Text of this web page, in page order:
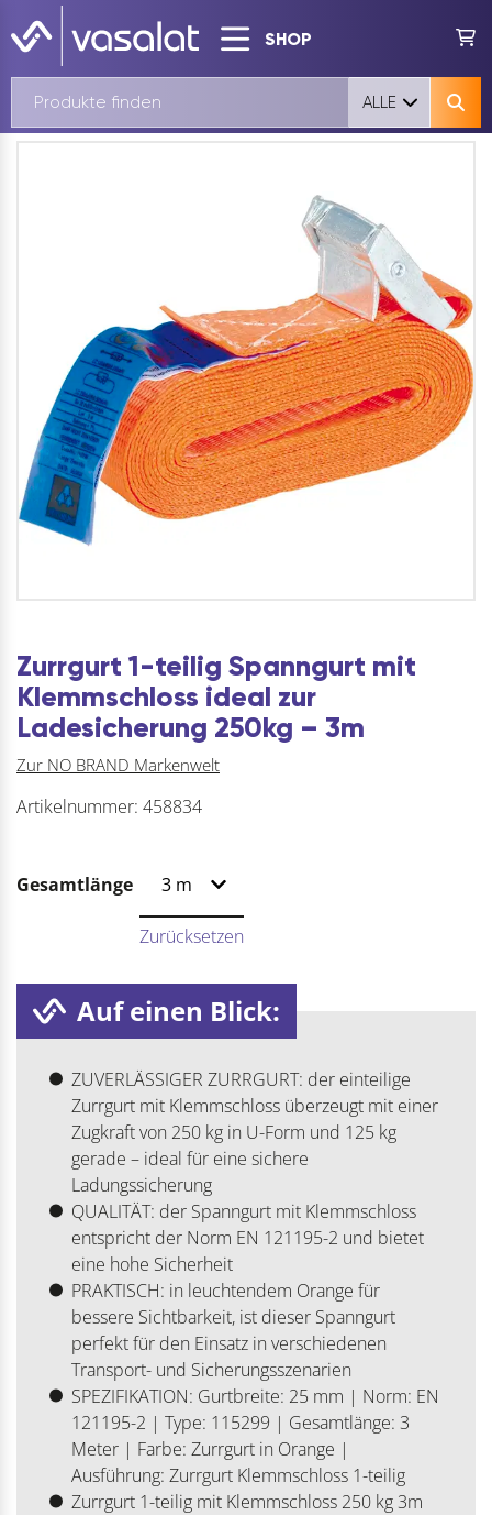
SHOP
ALLE
Zurrgurt 1-teilig Spanngurt mit
Klemmschloss ideal zur
Ladesicherung 250kg – 3m
Zur NO BRAND Markenwelt
Artikelnummer: 458834
Gesamtlänge
Zurücksetzen
Auf einen Blick:
ZUVERLÄSSIGER ZURRGURT: der einteilige
Zurrgurt mit Klemmschloss überzeugt mit einer
Zugkraft von 250 kg in U-Form und 125 kg
gerade – ideal für eine sichere
Ladungssicherung
QUALITÄT: der Spanngurt mit Klemmschloss
entspricht der Norm EN 121195-2 und bietet
eine hohe Sicherheit
PRAKTISCH: in leuchtendem Orange für
bessere Sichtbarkeit, ist dieser Spanngurt
perfekt für den Einsatz in verschiedenen
Transport- und Sicherungsszenarien
SPEZIFIKATION: Gurtbreite: 25 mm | Norm: EN
121195-2 | Type: 115299 | Gesamtlänge: 3
Meter | Farbe: Zurrgurt in Orange |
Ausführung: Zurrgurt Klemmschloss 1-teilig
Zurrgurt 1-teilig mit Klemmschloss 250 kg 3m